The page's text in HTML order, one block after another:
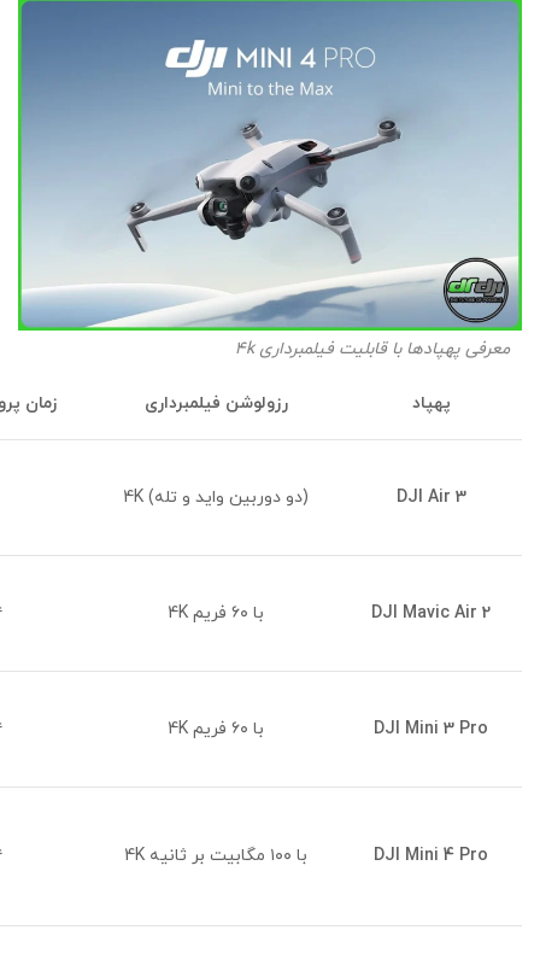
معرفی پهپادها با قابلیت فیلمبرداری 4k
پهپاد رزولوشن فیلمبرداری زمان
DJI Air 3 4K (دو دوربین واید و تله)
DJI Mavic Air 2 4K با ۶۰ فریم
DJI Mini 3 Pro 4K با ۶۰ فریم
DJI Mini 4 Pro 4K با ۱۰۰ مگابیت بر ثانیه